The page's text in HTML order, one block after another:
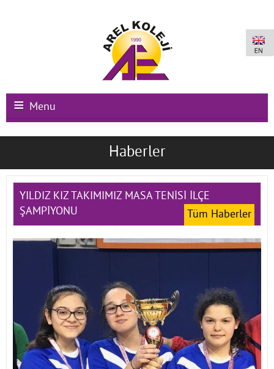
Menu
Ana Sayfa
Okullarımız
Uluslararası Programlar
Kampüs Olanakları
Haberler
YILDIZ KIZ TAKIMIMIZ MASA TENİSİ İLÇE
ŞAMPİYONU
Tüm Haberler